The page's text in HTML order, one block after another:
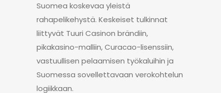
Suomea koskevaa yleistä
rahapelikehystä. Keskeiset tulkinnat
liittyvät Tuuri Casinon brändiin,
pikakasino-malliin, Curacao-lisenssiin,
vastuullisen pelaamisen työkaluihin ja
Suomessa sovellettavaan verokohtelun
logiikkaan.